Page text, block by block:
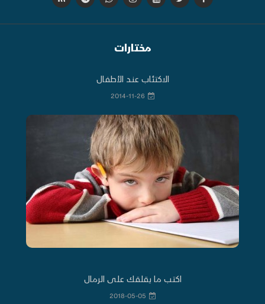
مختارات
الاكتئاب عند الأطفال
2014-11-26
اكتب ما يقلقك على الرمال
2018-05-05